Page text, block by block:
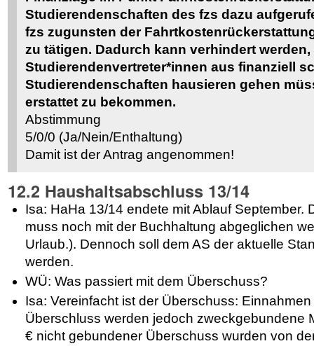
Studierendenschaften des fzs dazu
fzs zugunsten der
zu tätigen. Dadurch kann verhindert
Studierendenvertreter*innen aus finanziell
Studierendenschaften hausieren gehen
erstattet zu bekommen.
Abstimmung
5/0/0 (Ja/Nein/Enthaltung)
Damit ist der Antrag angenommen!
12.2 Haushaltsabschluss 13/14
Isa: HaHa 13/14 endete mit Ablauf September.
muss noch mit der Buchhaltung abgeglichen
Urlaub.). Dennoch soll dem AS der aktuelle
werden.
WÜ: Was passiert mit dem Überschuss?
Isa: Vereinfacht ist der Überschuss:
Überschluss werden jedoch zweckgebundene
€ nicht gebundener Überschuss wurden von